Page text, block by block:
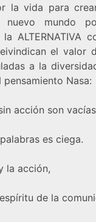
la vida para
nuevo mundo
la
el valor
a la
pensamiento Nasa:
acción son
es ciega.
la acción,
de la